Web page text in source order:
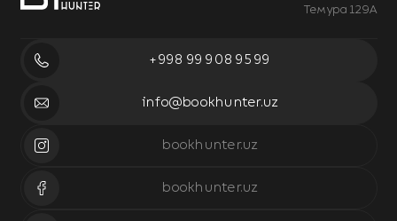
Темура 129А
+998 99 908 95 99
info@bookhunter.uz
bookhunter.uz
bookhunter.uz